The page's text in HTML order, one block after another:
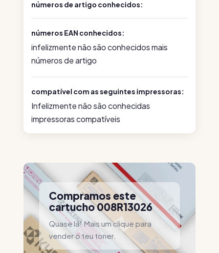
números de artigo conhecidos:
números EAN conhecidos:
infelizmente não são conhecidos mais
números de artigo
compatível com as seguintes impressoras:
Infelizmente não são conhecidas
impressoras compatíveis
Compramos este
cartucho 008R13026
Quase lá! Mais um clique para
vender o teu toner.